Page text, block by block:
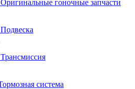
Оригинальные гоночные запчасти
Подвеска
Трансмиссия
система